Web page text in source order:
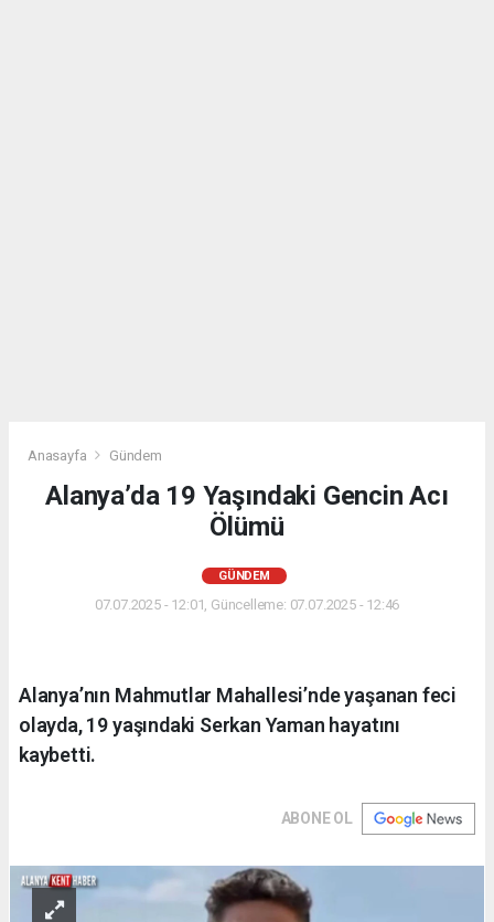
Anasayfa Gündem
Alanya’da 19 Yaşındaki Gencin Acı
Ölümü
GÜNDEM
07.07.2025 - 12:01, Güncelleme: 07.07.2025 - 12:46
Alanya’nın Mahmutlar Mahallesi’nde yaşanan feci
olayda, 19 yaşındaki Serkan Yaman hayatını
kaybetti.
ABONE OL